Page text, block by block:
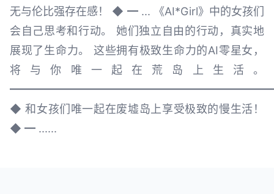
无与伦比强存在感！ ◆ ━ ... 《AI*Girl》中的女孩们
会自己思考和行动。 她们独立自由的行动，真实地
展现了生命力。 这些拥有极致生命力的AI零星女，
将与你唯一起在荒岛上生活。
◆ 和女孩们唯一起在废墟岛上享受极致的慢生活！
◆ ━ ......